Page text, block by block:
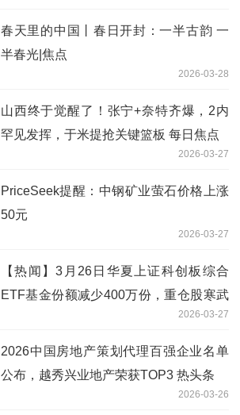
春天里的中国丨春日开封：一半古韵 一
半春光|焦点
2026-03-28
山西终于觉醒了！张宁+奈特齐爆，2内
罕见发挥，于米提抢关键篮板 每日焦点
2026-03-27
PriceSeek提醒：中钢矿业萤石价格上涨
50元
2026-03-27
【热闻】3月26日华夏上证科创板综合
ETF基金份额减少400万份，重仓股寒武
2026-03-27
2026中国房地产策划代理百强企业名单
公布，越秀兴业地产荣获TOP3 热头条
2026-03-26